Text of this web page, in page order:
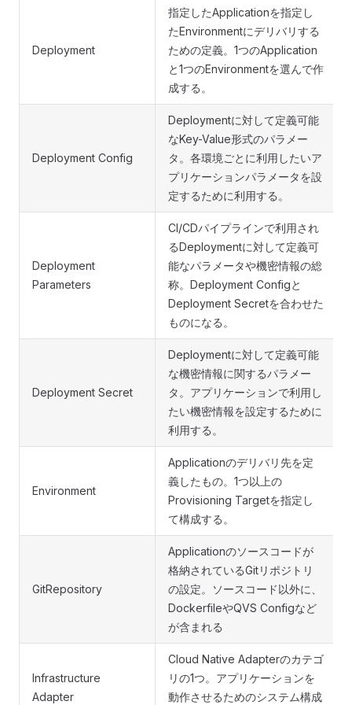
Deployment
指定したApplicationを指定し
たEnvironmentにデリバリする
ための定義。1つのApplication
と1つのEnvironmentを選んで作
成する。
Deployment Config
Deploymentに対して定義可能
なKey-Value形式のパラメー
タ。各環境ごとに利用したいア
プリケーションパラメータを設
定するために利用する。
Deployment
Parameters
CI/CDパイプラインで利用され
るDeploymentに対して定義可
能なパラメータや機密情報の総
称。Deployment Configと
Deployment Secretを合わせた
ものになる。
Deployment Secret
Deploymentに対して定義可能
な機密情報に関するパラメー
タ。アプリケーションで利用し
たい機密情報を設定するために
利用する。
Environment
Applicationのデリバリ先を定
義したもの。1つ以上の
Provisioning Targetを指定し
て構成する。
GitRepository
Applicationのソースコードが
格納されているGitリポジトリ
の設定。ソースコード以外に、
DockerfileやQVS Configなど
が含まれる
Infrastructure
Adapter
Cloud Native Adapterのカテゴ
リの1つ。アプリケーションを
動作させるためのシステム構成